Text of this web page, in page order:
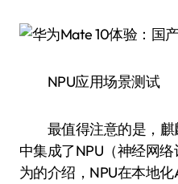
NPU应用场景测试
最值得注意的是，麒
中集成了NPU（神经网
为的介绍，NPU在本地